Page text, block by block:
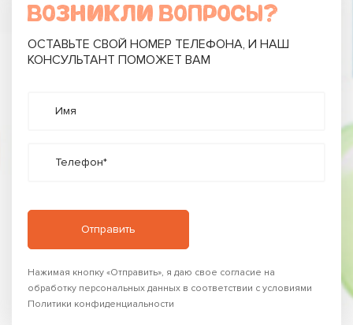
ВОЗНИКЛИ ВОПРОСЫ?
ОСТАВЬТЕ СВОЙ НОМЕР ТЕЛЕФОНА, И НАШ
КОНСУЛЬТАНТ ПОМОЖЕТ ВАМ
Имя
Телефон*
Нажимая кнопку «Отправить», я даю свое согласие на
обработку персональных данных в соответствии с условиями
Политики конфиденциальности